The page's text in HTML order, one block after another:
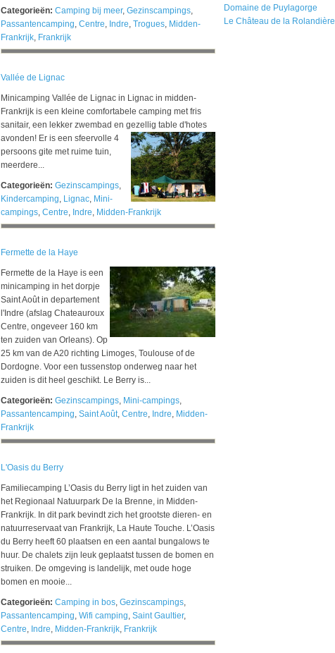
Categorieën: Camping bij meer, Gezinscampings,
Passantencamping, Centre, Indre, Trogues, Midden-
Frankrijk, Frankrijk
Vallée de Lignac
Minicamping Vallée de Lignac in Lignac in midden-
Frankrijk is een kleine comfortabele camping met fris
sanitair, een lekker zwembad en gezellig table d'hotes
avonden! Er is een sfeervolle 4
persoons gite met ruime tuin,
meerdere...
Categorieën: Gezinscampings,
Kindercamping, Lignac, Mini-
campings, Centre, Indre, Midden-Frankrijk
Fermette de la Haye
Fermette de la Haye is een
minicamping in het dorpje
Saint Août in departement
l'Indre (afslag Chateauroux
Centre, ongeveer 160 km
ten zuiden van Orleans). Op
25 km van de A20 richting Limoges, Toulouse of de
Dordogne. Voor een tussenstop onderweg naar het
zuiden is dit heel geschikt. Le Berry is...
Categorieën: Gezinscampings, Mini-campings,
Passantencamping, Saint Août, Centre, Indre, Midden-
Frankrijk
L'Oasis du Berry
Familiecamping L’Oasis du Berry ligt in het zuiden van
het Regionaal Natuurpark De la Brenne, in Midden-
Frankrijk. In dit park bevindt zich het grootste dieren- en
natuurreservaat van Frankrijk, La Haute Touche. L’Oasis
du Berry heeft 60 plaatsen en een aantal bungalows te
huur. De chalets zijn leuk geplaatst tussen de bomen en
struiken. De omgeving is landelijk, met oude hoge
bomen en mooie...
Categorieën: Camping in bos, Gezinscampings,
Passantencamping, Wifi camping, Saint Gaultier,
Centre, Indre, Midden-Frankrijk, Frankrijk
Domaine de Puylagorge
Le Château de la Rolandière